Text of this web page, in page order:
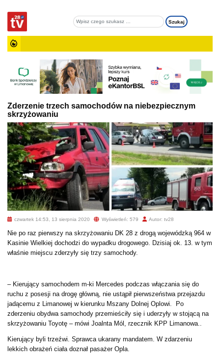
Zderzenie trzech samochodów na niebezpiecznym
skrzyżowaniu
czwartek 14:53, 13 sierpnia 2020 Wyświetleń: 579 Autor: tv28
Nie po raz pierwszy na skrzyżowaniu DK 28 z drogą wojewódzką 964 w
Kasinie Wielkiej dochodzi do wypadku drogowego. Dzisiaj ok. 13. w tym
właśnie miejscu zderzyły się trzy samochody.
– Kierujący samochodem m-ki Mercedes podczas włączania się do
ruchu z posesji na drogę główną, nie ustąpił pierwszeństwa przejazdu
jadącemu z Limanowej w kierunku Mszany Dolnej Oplowi. Po
zderzeniu obydwa samochody przemieściły się i uderzyły w stojącą na
skrzyżowaniu Toyotę – mówi Joalnta Mól, rzecznik KPP Limanowa..
Kierujący byli trzeźwi. Sprawca ukarany mandatem. W zdarzeniu
lekkich obrażeń ciała doznał pasażer Opla.